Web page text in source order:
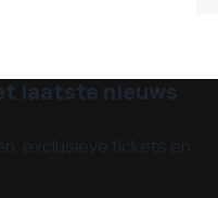
laatste nieuws
exclusieve tickets en